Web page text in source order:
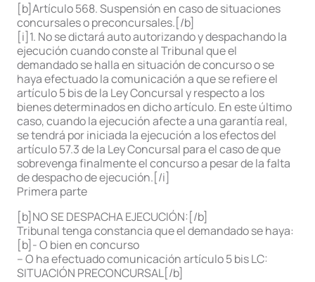
[b]Artículo 568. Suspensión en caso de situaciones
concursales o preconcursales.[/b]
[i]1. No se dictará auto autorizando y despachando la
ejecución cuando conste al Tribunal que el
demandado se halla en situación de concurso o se
haya efectuado la comunicación a que se refiere el
artículo 5 bis de la Ley Concursal y respecto a los
bienes determinados en dicho artículo. En este último
caso, cuando la ejecución afecte a una garantía real,
se tendrá por iniciada la ejecución a los efectos del
artículo 57.3 de la Ley Concursal para el caso de que
sobrevenga finalmente el concurso a pesar de la falta
de despacho de ejecución.[/i]
Primera parte
[b]NO SE DESPACHA EJECUCIÓN:[/b]
Tribunal tenga constancia que el demandado se haya:
[b]- O bien en concurso
– O ha efectuado comunicación artículo 5 bis LC:
SITUACIÓN PRECONCURSAL[/b]